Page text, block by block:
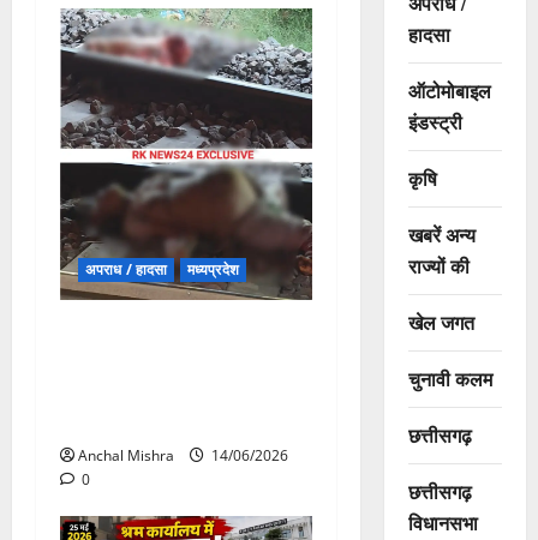
अपराध / हादसा मध्यप्रदेश
Anchal Mishra
14/06/2026
0
हादसा
ऑटोमोबाइल
इंडस्ट्री
कृषि
खबरें अन्य
राज्यों की
खेल जगत
चुनावी कलम
छत्तीसगढ़
छत्तीसगढ़
विधानसभा